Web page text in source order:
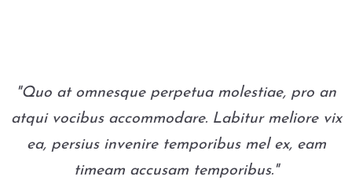
"Quo at omnesque perpetua molestiae, pro an
atqui vocibus accommodare. Labitur meliore vix
ea, persius invenire temporibus mel ex, eam
timeam accusam temporibus."